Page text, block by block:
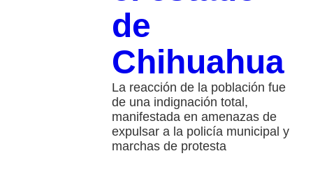
de
Chihuahua
La reacción de la población fue
de una indignación total,
manifestada en amenazas de
expulsar a la policía municipal y
marchas de protesta